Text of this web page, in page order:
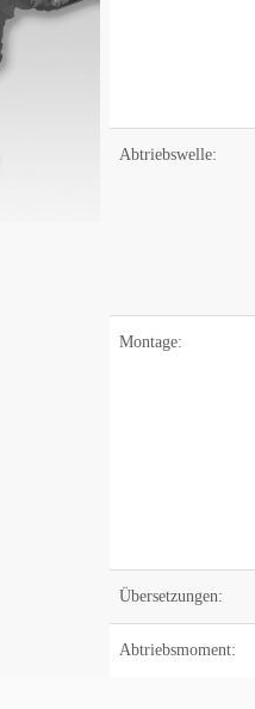
Abtriebswelle:
Montage:
Übersetzungen:
Abtriebsmoment: